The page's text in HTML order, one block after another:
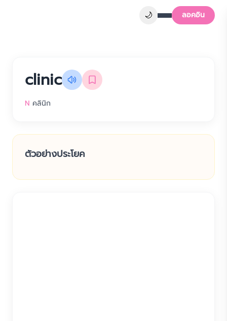
🌙 ลอคอิน
clinic
N คลินิก
ตัวอย่างประโยค